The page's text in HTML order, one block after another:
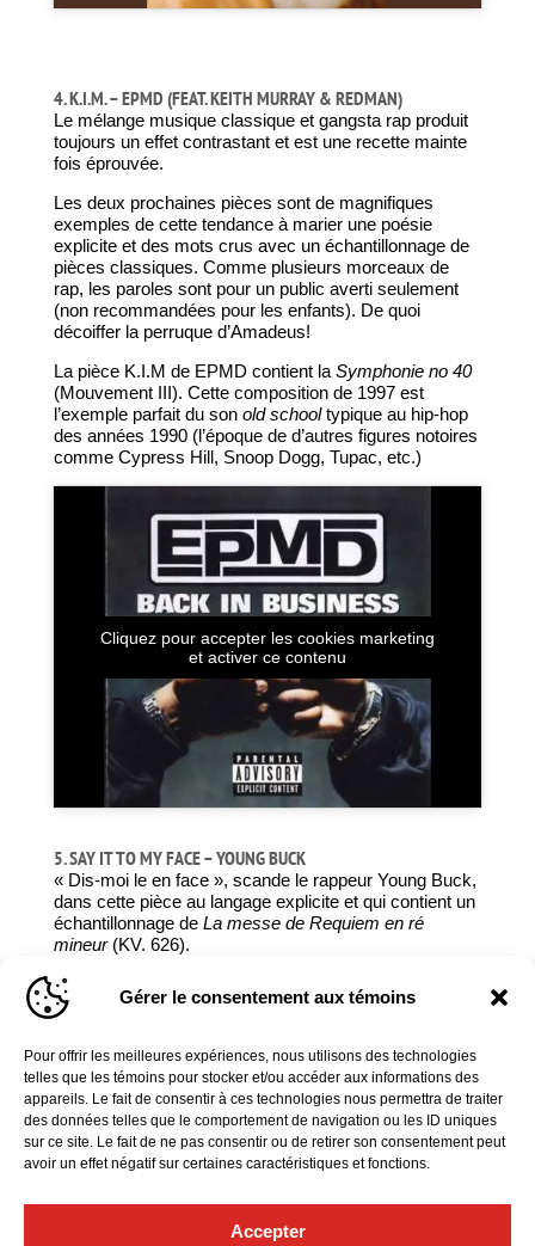
Gérer le consentement aux témoins
Pour offrir les meilleures expériences, nous utilisons des technologies
telles que les témoins pour stocker et/ou accéder aux informations des
appareils. Le fait de consentir à ces technologies nous permettra de traiter
des données telles que le comportement de navigation ou les ID uniques
sur ce site. Le fait de ne pas consentir ou de retirer son consentement peut
avoir un effet négatif sur certaines caractéristiques et fonctions.
Accepter
4. K.I.M. – EPMD (FEAT. KEITH MURRAY & REDMAN)
Le mélange musique classique et gangsta rap produit
toujours un effet contrastant et est une recette mainte
fois éprouvée.
Les deux prochaines pièces sont de magnifiques
exemples de cette tendance à marier une poésie
explicite et des mots crus avec un échantillonnage de
pièces classiques. Comme plusieurs morceaux de
rap, les paroles sont pour un public averti seulement
(non recommandées pour les enfants). De quoi
décoiffer la perruque d’Amadeus!
La pièce K.I.M de EPMD contient laSymphonie no 40
(Mouvement III). Cette composition de 1997 est
l’exemple parfait du son old schooltypique au hip-hop
des années 1990 (l’époque de d’autres figures notoires
comme Cypress Hill, Snoop Dogg, Tupac, etc.)
Cliquez pour accepter les cookies marketing
et activer ce contenu
5. SAY IT TO MY FACE – YOUNG BUCK
« Dis-moi le en face », scande le rappeur Young Buck,
dans cette pièce au langage explicite et qui contient un
échantillonnage de La messe de Requiem en ré
mineur(KV. 626).
Pour oreilles avisées seulement.
et activer ce contenu